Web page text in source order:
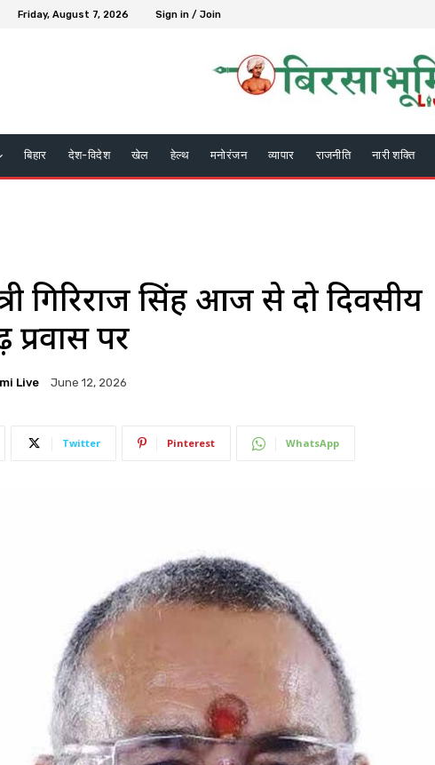
Friday, August 7, 2026 Sign in / Join
बिहार देश-विदेश खेल हेल्थ मनोरंजन व्यापार राजनीति नारी शक्ति
गिरिराज सिंह आज से दो दिवसीय
प्रवास पर
Live June 12, 2026
Twitter Pinterest WhatsApp